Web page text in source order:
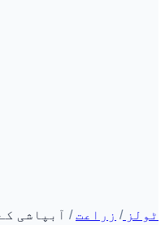
ٹولز/ زراعت / آبپاشی